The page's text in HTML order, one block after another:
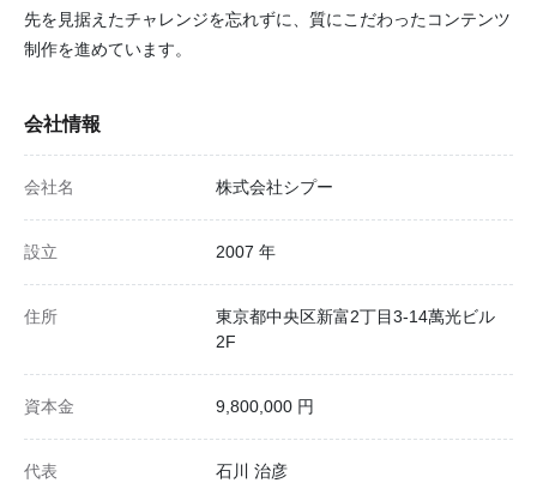
先を見据えたチャレンジを忘れずに、質にこだわったコンテンツ
制作を進めています。
会社情報
会社名 株式会社シプー
設立 2007 年
住所
東京都中央区新富2丁目3-14萬光ビル
2F
資本金 9,800,000 円
代表 石川 治彦